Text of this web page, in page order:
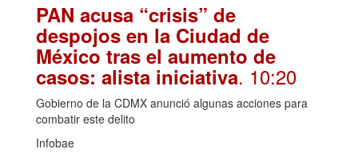
PAN acusa “crisis” de
despojos en la Ciudad de
México tras el aumento de
casos: alista iniciativa. 10:20
Gobierno de la CDMX anunció algunas acciones para
combatir este delito
Infobae